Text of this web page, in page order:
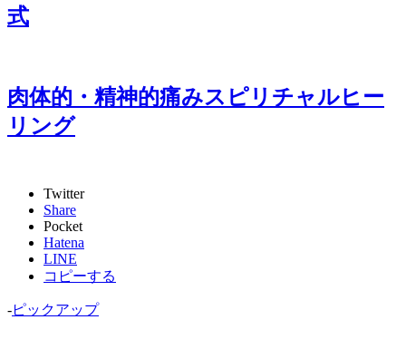
式
肉体的・精神的痛みスピリチャルヒー
リング
Twitter
Share
Pocket
Hatena
LINE
コピーする
-ピックアップ